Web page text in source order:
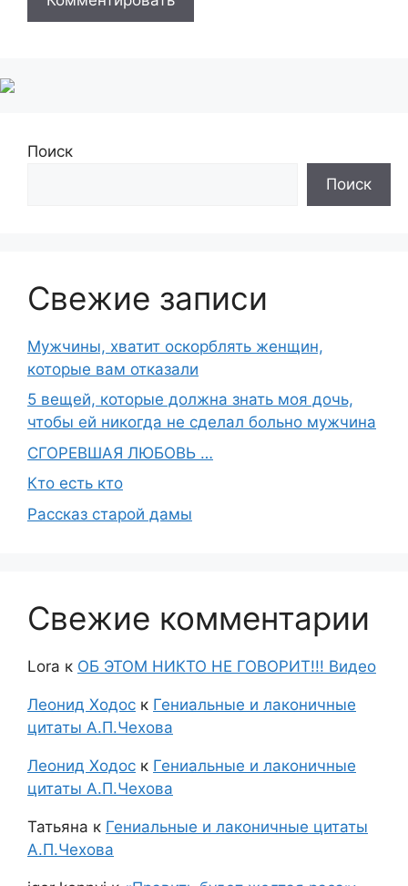
Поиск
Поиск
Свежие записи
Мужчины, хватит оскорблять женщин,
которые вам отказали
5 вещей, которые должна знать моя дочь,
чтобы ей никогда не сделал больно мужчина
СГОРЕВШАЯ ЛЮБОВЬ …
Кто есть кто
Рассказ старой дамы
Свежие комментарии
Lora к ОБ ЭТОМ НИКТО НЕ ГОВОРИТ!!! Видео
Леонид Ходос к Гениальные и лаконичные
цитаты А.П.Чехова
Леонид Ходос к Гениальные и лаконичные
цитаты А.П.Чехова
Татьяна к Гениальные и лаконичные цитаты
А.П.Чехова